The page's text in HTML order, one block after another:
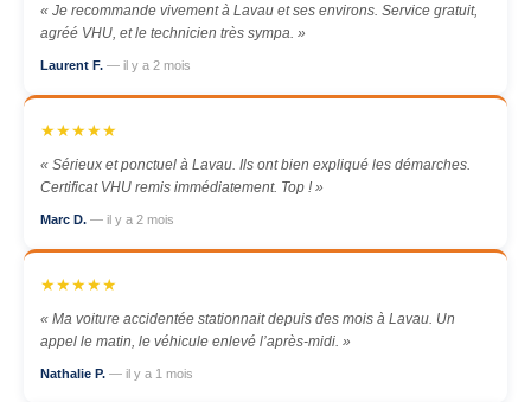
« Je recommande vivement à Lavau et ses environs. Service gratuit,
agréé VHU, et le technicien très sympa. »
Laurent F. — il y a 2 mois
★★★★★
« Sérieux et ponctuel à Lavau. Ils ont bien expliqué les démarches.
Certificat VHU remis immédiatement. Top ! »
Marc D. — il y a 2 mois
★★★★★
« Ma voiture accidentée stationnait depuis des mois à Lavau. Un
appel le matin, le véhicule enlevé l’après-midi. »
Nathalie P. — il y a 1 mois